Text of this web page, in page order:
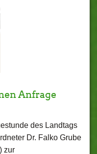
Anfrage
des Landtags
Dr. Falko Grube
zur